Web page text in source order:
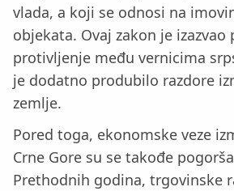
vlada, a koji se odnosi na
objekata. Ovaj zakon je izazvao
protivljenje među vernicima
je dodatno produbilo razdore
zemlje.
Pored toga, ekonomske veze
Crne Gore su se takođe
Prethodnih godina, trgovinske